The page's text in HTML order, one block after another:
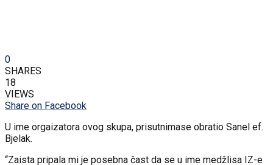
0
SHARES
18
VIEWS
Share on Facebook
U ime orgaizatora ovog skupa, prisutnimase obratio Sanel ef.
Bjelak.
“Zaista pripala mi je posebna čast da se u ime medžlisa IZ-e